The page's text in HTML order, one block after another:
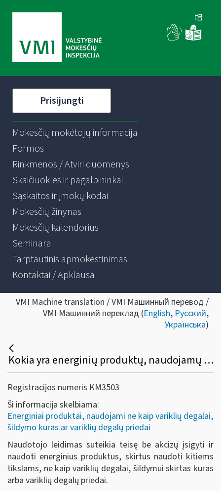
Prisijungti
Mokesčių mokėtojų informacija
Formos
Rinkmenos / Atviri duomenys
Skaičiuoklės ir pagalbininkai
Sąskaitos ir įmokų kodai
Mokesčių žinynas
Mokesčių kalendorius
Seminarai
Tarptautinis apmokestinimas
Kontaktai / Apklausa
VMI Machine translation / VMI Машинный перевод /
VMI Машинний переклад (English, Русский,
Українська)
Kokia yra energinių produktų, naudojamų ne kaip variklių degalai, šildymo kuras ar variklių degalų priedai, naudotojų leidimų išdavimo ir naudojimo tvarka?
Registracijos numeris KM3503
Ši informacija skelbiama:
Energiniai produktai, naudojami ne kaip variklių degalai,
šildymo kuras ar variklių degalų priedai
Naudotojo leidimas suteikia teisę be akcizų įsigyti ir
naudoti energinius produktus, skirtus naudoti kitiems
tikslams, ne kaip variklių degalai, šildymui skirtas kuras
arba variklių degalų priedai.